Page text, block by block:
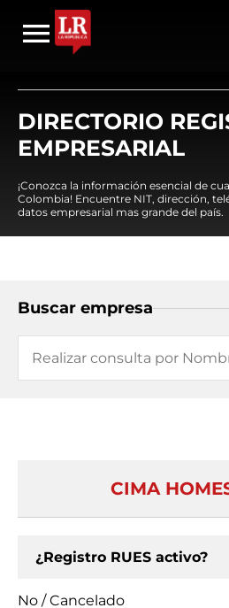
DIRECTORIO
EMPRESARIAL
¡Conozca la información esencial de
Colombia! Encuentre NIT, dirección,
datos empresarial mas grande del país.
Buscar empresa
CIMA
¿Registro RUES activo?
No / Cancelado